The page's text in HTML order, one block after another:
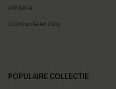
Affiliate
Contacteer Ons
POPULAIRE COLLECTIE